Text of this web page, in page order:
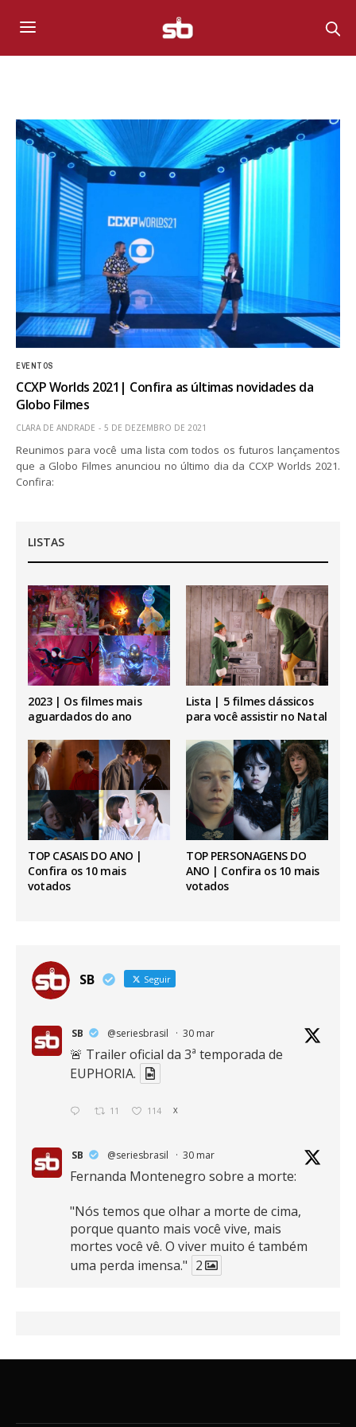
EVENTOS
CCXP Worlds 2021| Confira as últimas novidades da
Globo Filmes
CLARA DE ANDRADE 5 DE DEZEMBRO DE 2021
Reunimos para você uma lista com todos os futuros lançamentos
que a Globo Filmes anunciou no último dia da CCXP Worlds 2021.
Confira:
LISTAS
2023 | Os filmes mais
aguardados do ano
Lista | 5 filmes clássicos
para você assistir no Natal
TOP CASAIS DO ANO |
Confira os 10 mais
votados
TOP PERSONAGENS DO
ANO | Confira os 10 mais
votados
SB Seguir
SB @seriesbrasil · 30 mar
🚨 Trailer oficial da 3ª temporada de
EUPHORIA.
11 114 X
SB @seriesbrasil · 30 mar
Fernanda Montenegro sobre a morte:
"Nós temos que olhar a morte de cima,
porque quanto mais você vive, mais
mortes você vê. O viver muito é também
uma perda imensa." 2
16 389 X